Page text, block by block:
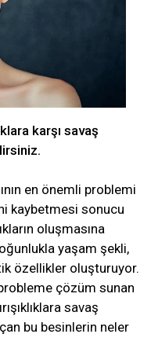
karşı savaş
en önemli problemi
kaybetmesi sonucu
oluşmasına
yaşam şekli,
özellikler oluşturuyor.
çözüm sunan
savaş
bu besinlerin neler